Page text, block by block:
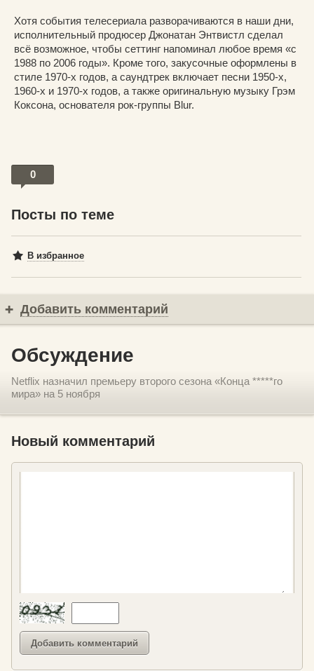
Хотя события телесериала разворачиваются в наши дни,
исполнительный продюсер Джонатан Энтвистл сделал
всё возможное, чтобы сеттинг напоминал любое время «с
1988 по 2006 годы». Кроме того, закусочные оформлены в
стиле 1970-х годов, а саундтрек включает песни 1950-х,
1960-х и 1970-х годов, а также оригинальную музыку Грэм
Коксона, основателя рок-группы Blur.
0
Посты по теме
В избранное
Добавить комментарий
Обсуждение
Netflix назначил премьеру второго сезона «Конца *****го
мира» на 5 ноября
Новый комментарий